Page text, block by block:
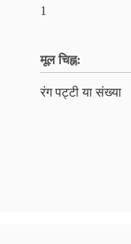
1
मूल चिह्न:
रंग पट्टी या संख्या